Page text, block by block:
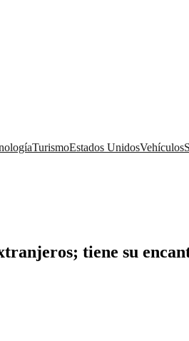
TurismoEstados UnidosVehículos
tiene su